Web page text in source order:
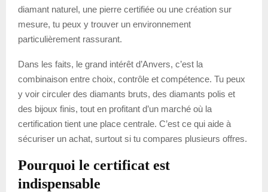
diamant naturel, une pierre certifiée ou une création sur
mesure, tu peux y trouver un environnement
particulièrement rassurant.
Dans les faits, le grand intérêt d’Anvers, c’est la
combinaison entre choix, contrôle et compétence. Tu peux
y voir circuler des diamants bruts, des diamants polis et
des bijoux finis, tout en profitant d’un marché où la
certification tient une place centrale. C’est ce qui aide à
sécuriser un achat, surtout si tu compares plusieurs offres.
Pourquoi le certificat est
indispensable